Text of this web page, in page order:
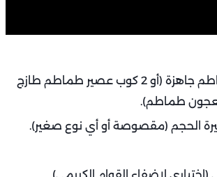
1 باكيت شوربة طماطم جاهزة (أو 2 كوب عصير طماطم طازج
طماطم).